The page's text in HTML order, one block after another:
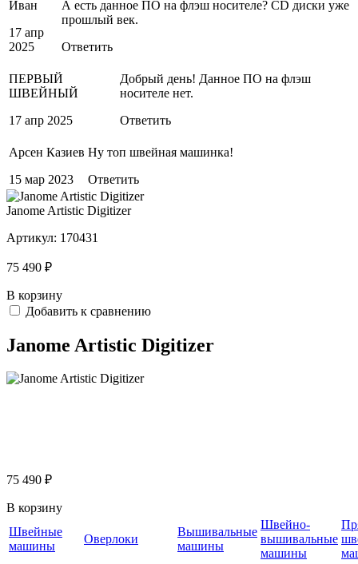
Иван
17 апр
2025
А есть данное ПО на флэш носителе? CD диски уже
прошлый век.
Ответить
ПЕРВЫЙ
ШВЕЙНЫЙ
17 апр 2025
Добрый день! Данное ПО на флэш
носителе нет.
Ответить
Арсен Казиев
15 мар 2023
Ну топ швейная машинка!
Ответить
Janome Artistic Digitizer
Артикул: 170431
75 490 ₽
В корзину
Добавить к сравнению
Janome Artistic Digitizer
75 490 ₽
В корзину
Швейные
машины
Оверлоки
Вышивальные
машины
Швейно-
вышивальные
машины